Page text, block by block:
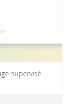
supervisé